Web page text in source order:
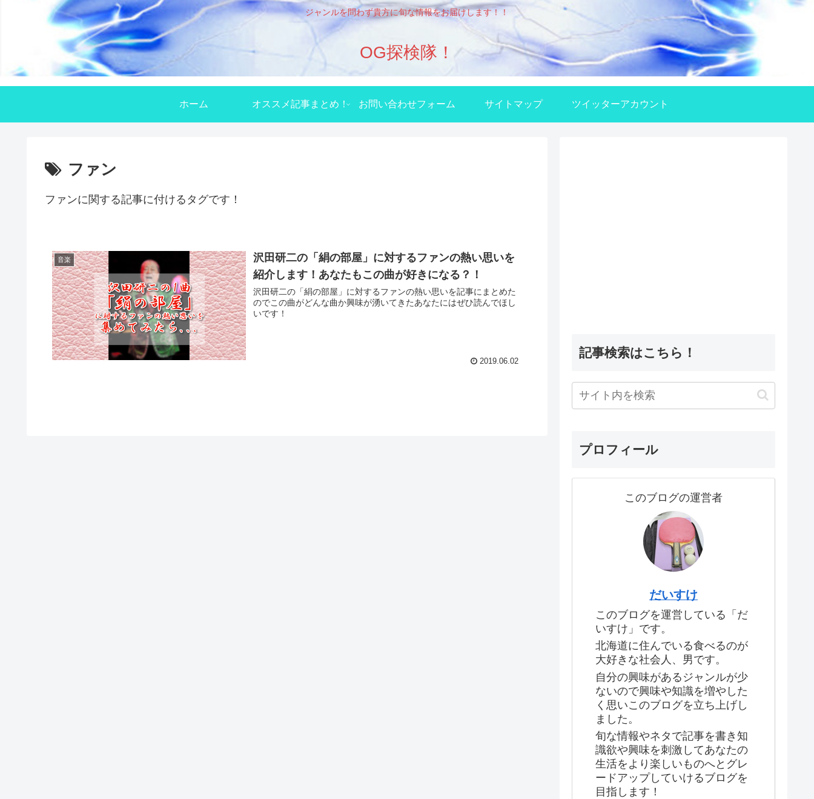
ジャンルを問わず貴方に旬な情報をお届けします！！
OG探検隊！
ホーム オススメ記事まとめ！ お問い合わせフォーム サイトマップ ツイッターアカウント
ファン
ファンに関する記事に付けるタグです！
音楽
沢田研二の「絹の部屋」に対するファンの熱い思いを
紹介します！あなたもこの曲が好きになる？！
沢田研二の「絹の部屋」に対するファンの熱い思いを記事にまとめた
のでこの曲がどんな曲か興味が湧いてきたあなたにはぜひ読んでほし
いです！
2019.06.02
記事検索はこちら！
プロフィール
このブログの運営者
だいすけ
このブログを運営している「だ
いすけ」です。
北海道に住んでいる食べるのが
大好きな社会人、男です。
自分の興味があるジャンルが少
ないので興味や知識を増やした
く思いこのブログを立ち上げし
ました。
旬な情報やネタで記事を書き知
識欲や興味を刺激してあなたの
生活をより楽しいものへとグレ
ードアップしていけるブログを
目指します！